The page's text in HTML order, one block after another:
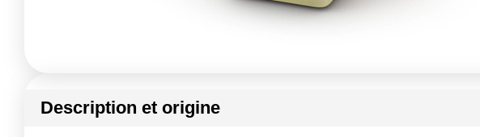
Description et origine